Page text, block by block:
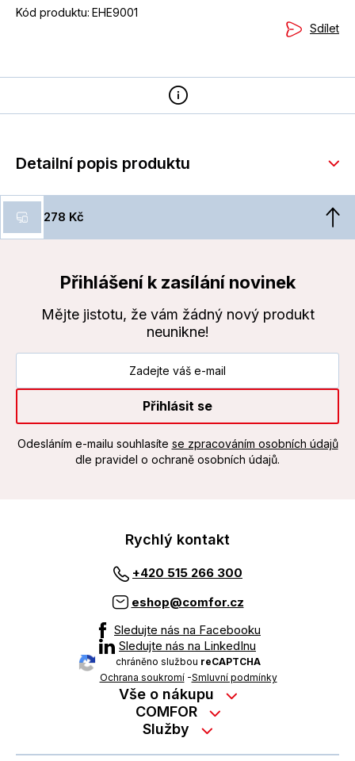
Kód produktu: EHE9001
Sdílet
Detailní popis produktu
278 Kč
Přihlášení k zasílání novinek
Mějte jistotu, že vám žádný nový produkt
neunikne!
Přihlásit se
Odesláním e-mailu souhlasíte se zpracováním osobních údajů
dle pravidel o ochraně osobních údajů.
Rychlý kontakt
+420 515 266 300
eshop@comfor.cz
Sledujte nás na Facebooku
Sledujte nás na LinkedInu
chráněno službou reCAPTCHA
Ochrana soukromí-Smluvní podmínky
Vše o nákupu
Nákup na splátky
Možnosti platby
COMFOR
Kontakty
Kariéra
Služby